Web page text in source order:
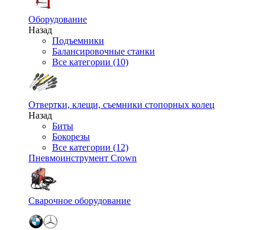
Оборудование
Назад
Подъемники
Балансировочные станки
Все категории (10)
Отвертки, клещи, съемники стопорных колец
Назад
Биты
Бокорезы
Все категории (12)
Пневмоинструмент Crown
Сварочное оборудование